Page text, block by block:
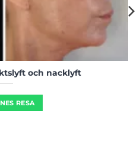
och nacklyft
RESA